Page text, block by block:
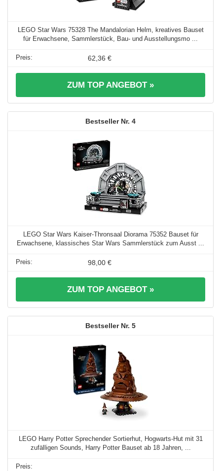
LEGO Star Wars 75328 The Mandalorian Helm, kreatives Bauset
für Erwachsene, Sammlerstück, Bau- und Ausstellungsmo ...
62,36 €
ZUM TOP ANGEBOT »
4
LEGO Star Wars Kaiser-Thronsaal Diorama 75352 Bauset für
Erwachsene, klassisches Star Wars Sammlerstück zum Ausst ...
98,00 €
ZUM TOP ANGEBOT »
5
LEGO Harry Potter Sprechender Sortierhut, Hogwarts-Hut mit 31
zufälligen Sounds, Harry Potter Bauset ab 18 Jahren, ...